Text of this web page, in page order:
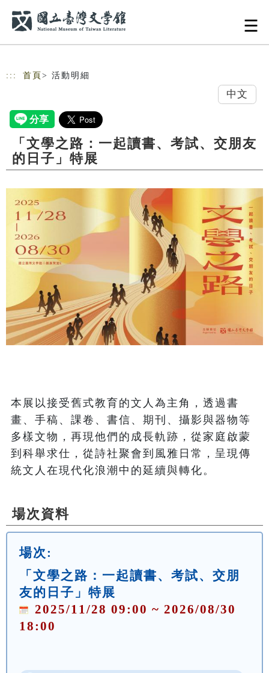
::: 首頁 > 活動明細
中文
「文學之路：一起讀書、考試、交朋友
的日子」特展
本展以接受舊式教育的文人為主角，透過書
畫、手稿、課卷、書信、期刊、攝影與器物等
多樣文物，再現他們的成長軌跡，從家庭啟蒙
到科舉求仕，從詩社聚會到風雅日常，呈現傳
統文人在現代化浪潮中的延續與轉化。
場次資料
場次:
「文學之路：一起讀書、考試、交朋
友的日子」特展
2025/11/28 09:00 ~ 2026/08/30
18:00